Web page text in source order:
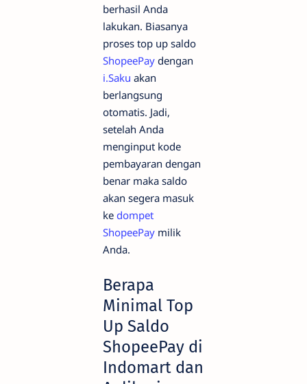
berhasil Anda
lakukan. Biasanya
proses top up saldo
ShopeePay dengan
i.Saku akan
berlangsung
otomatis. Jadi,
setelah Anda
menginput kode
pembayaran dengan
benar maka saldo
akan segera masuk
ke dompet
ShopeePay milik
Anda.
Berapa
Minimal Top
Up Saldo
ShopeePay di
Indomart dan